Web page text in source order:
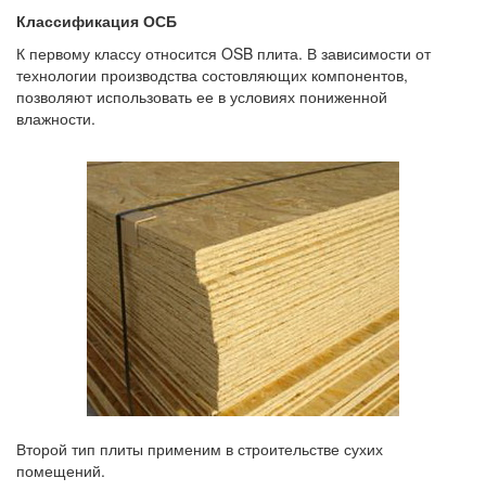
Классификация ОСБ
К первому классу относится OSB плита. В зависимости от
технологии производства состовляющих компонентов,
позволяют использовать ее в условиях пониженной
влажности.
Второй тип плиты применим в строительстве сухих
помещений.